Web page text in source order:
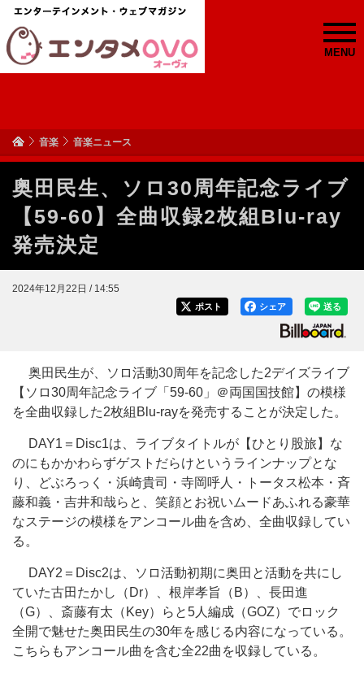
MENU
音楽 音楽ニュース
奥田民生、ソロ30周年記念ライブ
【59-60】全曲収録2枚組Blu-ray
発売決定
2024年12月22日 / 14:55
送る
シェア
ポスト
奥田民生が、ソロ活動30周年を記念した2デイズライブ
【ソロ30周年記念ライブ「59-60」＠両国国技館】の模様
を全曲収録した2枚組Blu-rayを発売することが決定した。
DAY1＝Disc1は、ライブタイトルが【ひとり股旅】な
のにもかかわらずゲストだらけというラインナップとな
り、どぶろっく・浜崎貴司・寺岡呼人・トータス松本・斉
藤和義・吉井和哉らと、笑顔とお祝いムードあふれる豪華
なステージの模様をアンコール曲を含め、全曲収録してい
る。
DAY2＝Disc2は、ソロ活動初期に奥田と活動を共にし
ていた古田たかし（Dr）、根岸孝旨（B）、長田進
（G）、斎藤有太（Key）らと5人編成（GOZ）でロック
全開で魅せた奥田民生の30年を感じる内容になっている。
こちらもアンコール曲を含む全22曲を収録している。